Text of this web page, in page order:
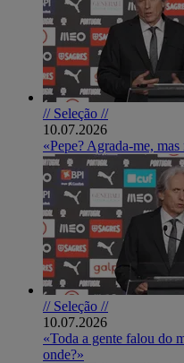
// Seleção //
10.07.2026
«Pepe? Agrada-me,
// Seleção //
10.07.2026
«Toda a gente falou do
onde?»